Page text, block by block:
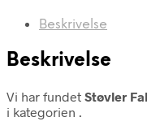
Beskrivelse
Beskrivelse
Vi har fundet Støvler
i kategorien .